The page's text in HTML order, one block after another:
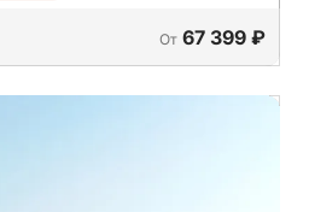
От 67 399 ₽